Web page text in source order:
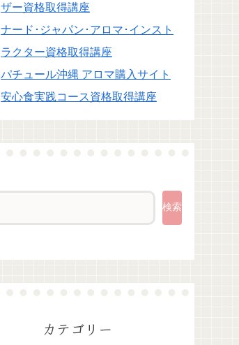
ザー資格取得講座
ナード･ジャパン･アロマ･インスト
ラクター資格取得講座
パチュール沖縄 アロマ購入サイト
安心食実践コース資格取得講座
検索
カテゴリー